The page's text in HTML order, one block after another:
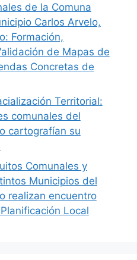
de la Comuna
Carlos Arvelo,
Formación,
de Mapas de
Concretas de
Territorial:
comunales del
cartografían su
Comunales y
Municipios del
realizan encuentro
Local